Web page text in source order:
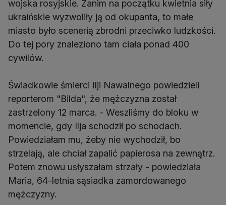
wojska rosyjskie. Zanim na początku kwietnia siły
ukraińskie wyzwoliły ją od okupanta, to małe
miasto było scenerią zbrodni przeciwko ludzkości.
Do tej pory znaleziono tam ciała ponad 400
cywilów.
Świadkowie śmierci Ilji Nawalnego powiedzieli
reporterom "Bilda", że mężczyzna został
zastrzelony 12 marca. - Weszliśmy do bloku w
momencie, gdy Ilja schodził po schodach.
Powiedziałam mu, żeby nie wychodził, bo
strzelają, ale chciał zapalić papierosa na zewnątrz.
Potem znowu usłyszałam strzały - powiedziała
Maria, 64-letnia sąsiadka zamordowanego
mężczyzny.